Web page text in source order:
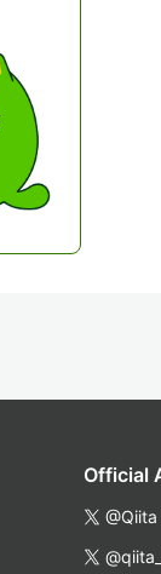
Official
@Qiita